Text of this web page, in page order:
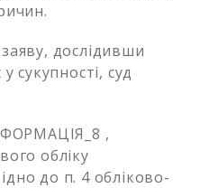
дослідивши
сукупності, суд
,
обліку
до п. 4 обліково-